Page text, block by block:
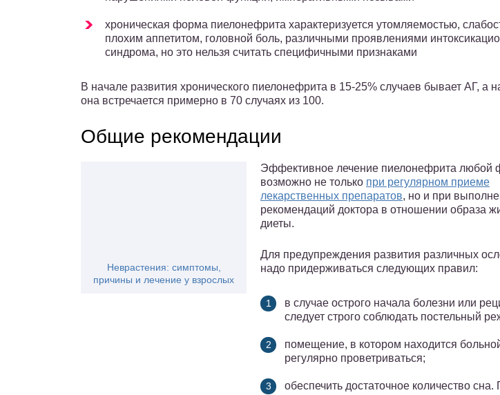
хроническая форма пиелонефрита характеризуется утомляемостью,
плохим аппетитом, головной боль, различными проявлениями
синдрома, но это нельзя считать специфичными признаками
В начале развития хронического пиелонефрита в 15-25% случаев бывает АГ, а
она встречается примерно в 70 случаях из 100.
Общие рекомендации
Неврастения: симптомы,
причины и лечение у взрослых
Эффективное лечение пиелонефрита любой
возможно не только при регулярном приеме
лекарственных препаратов, но и при
рекомендаций доктора в отношении образа
диеты.
Для предупреждения развития различных
надо придерживаться следующих правил:
в случае острого начала болезни или
следует строго соблюдать постельный
помещение, в котором находится
регулярно проветриваться;
обеспечить достаточное количество